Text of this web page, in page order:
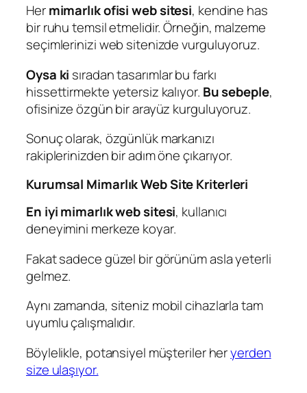
Hermimarlık ofisi web sitesi, kendine has
bir ruhu temsil etmelidir. Örneğin, malzeme
seçimlerinizi web sitenizde vurguluyoruz.
Oysa ki sıradan tasarımlar bu farkı
hissettirmekte yetersiz kalıyor. Bu sebeple,
ofisinize özgün bir arayüz kurguluyoruz.
Sonuç olarak, özgünlük markanızı
rakiplerinizden bir adım öne çıkarıyor.
Kurumsal Mimarlık Web Site Kriterleri
En iyi mimarlık web sitesi, kullanıcı
deneyimini merkeze koyar.
Fakat sadece güzel bir görünüm asla yeterli
gelmez.
Aynı zamanda, siteniz mobil cihazlarla tam
uyumlu çalışmalıdır.
Böylelikle, potansiyel müşteriler heryerden
size ulaşıyor.